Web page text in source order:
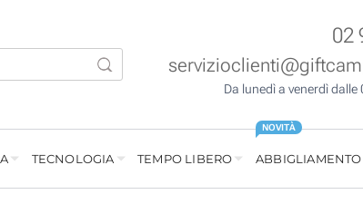
02
Da lunedì a venerdì
TECNOLOGIA TEMPO LIBERO ABBIGLIAMENTO
NOVITÀ